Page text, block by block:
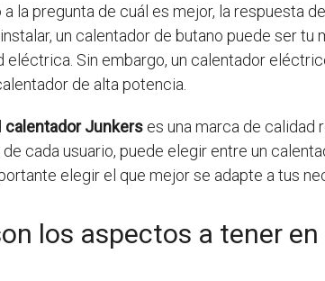
a la pregunta de cuál es mejor, la respuesta
un calentador de butano puede ser
eléctrica. Sin embargo, un calentador
de alta potencia.
calentador Junkers es una marca de calidad
cada usuario, puede elegir entre un
elegir el que mejor se adapte a tus
los aspectos a tener